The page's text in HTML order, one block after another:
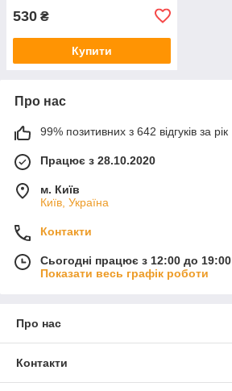
530 ₴
Купити
Про нас
99% позитивних з 642 відгуків за рік
Працює з 28.10.2020
м. Київ
Київ, Україна
Контакти
Сьогодні працює з 12:00 до 19:00
Показати весь графік роботи
Про нас
Контакти